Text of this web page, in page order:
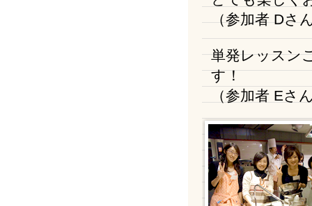
（参加者 Dさ
単発レッスン
す！
（参加者 Eさ